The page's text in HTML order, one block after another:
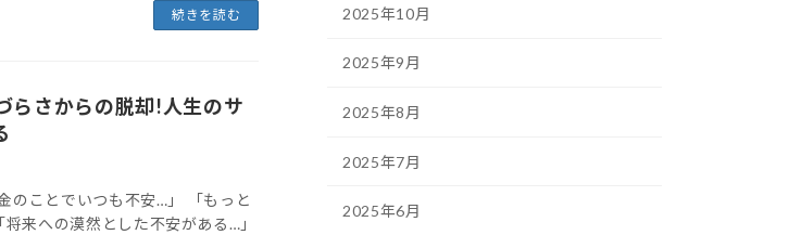
続きを読む
らさからの脱却!人生のサ
のことでいつも不安…」 「もっと
来への漠然とした不安がある…」
2025年10月
2025年9月
2025年8月
2025年7月
2025年6月